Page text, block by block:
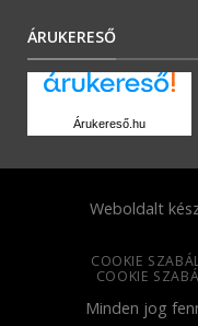
ÁRUKERESŐ
Árukereső.hu
Weboldalt
COOKIE
COOKIE
Minden jog